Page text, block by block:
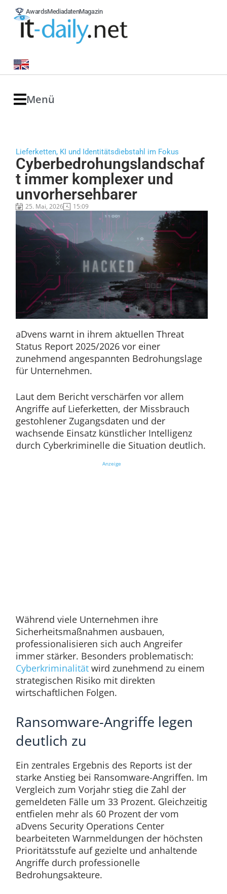
AwardsMediadatenMagazin
Menü
Lieferketten, KI und Identitätsdiebstahl im Fokus
Cyberbedrohungslandschaf
t immer komplexer und
unvorhersehbarer
25. Mai, 2026 15:09
aDvens warnt in ihrem aktuellen Threat
Status Report 2025/2026 vor einer
zunehmend angespannten Bedrohungslage
für Unternehmen.
Laut dem Bericht verschärfen vor allem
Angriffe auf Lieferketten, der Missbrauch
gestohlener Zugangsdaten und der
wachsende Einsatz künstlicher Intelligenz
durch Cyberkriminelle die Situation deutlich.
Anzeige
Während viele Unternehmen ihre
Sicherheitsmaßnahmen ausbauen,
professionalisieren sich auch Angreifer
immer stärker. Besonders problematisch:
Cyberkriminalitätwird zunehmend zu einem
strategischen Risiko mit direkten
wirtschaftlichen Folgen.
Ransomware-Angriffe legen
deutlich zu
Ein zentrales Ergebnis des Reports ist der
starke Anstieg bei Ransomware-Angriffen. Im
Vergleich zum Vorjahr stieg die Zahl der
gemeldeten Fälle um 33 Prozent. Gleichzeitig
entfielen mehr als 60 Prozent der vom
aDvens Security Operations Center
bearbeiteten Warnmeldungen der höchsten
Prioritätsstufe auf gezielte und anhaltende
Angriffe durch professionelle
Bedrohungsakteure.